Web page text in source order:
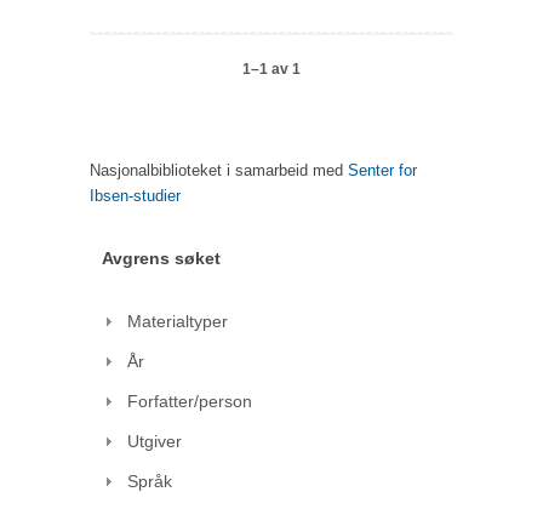
1–1 av 1
Nasjonalbiblioteket i samarbeid med Senter for
Ibsen-studier
Avgrens søket
Materialtyper
År
Forfatter/person
Utgiver
Språk